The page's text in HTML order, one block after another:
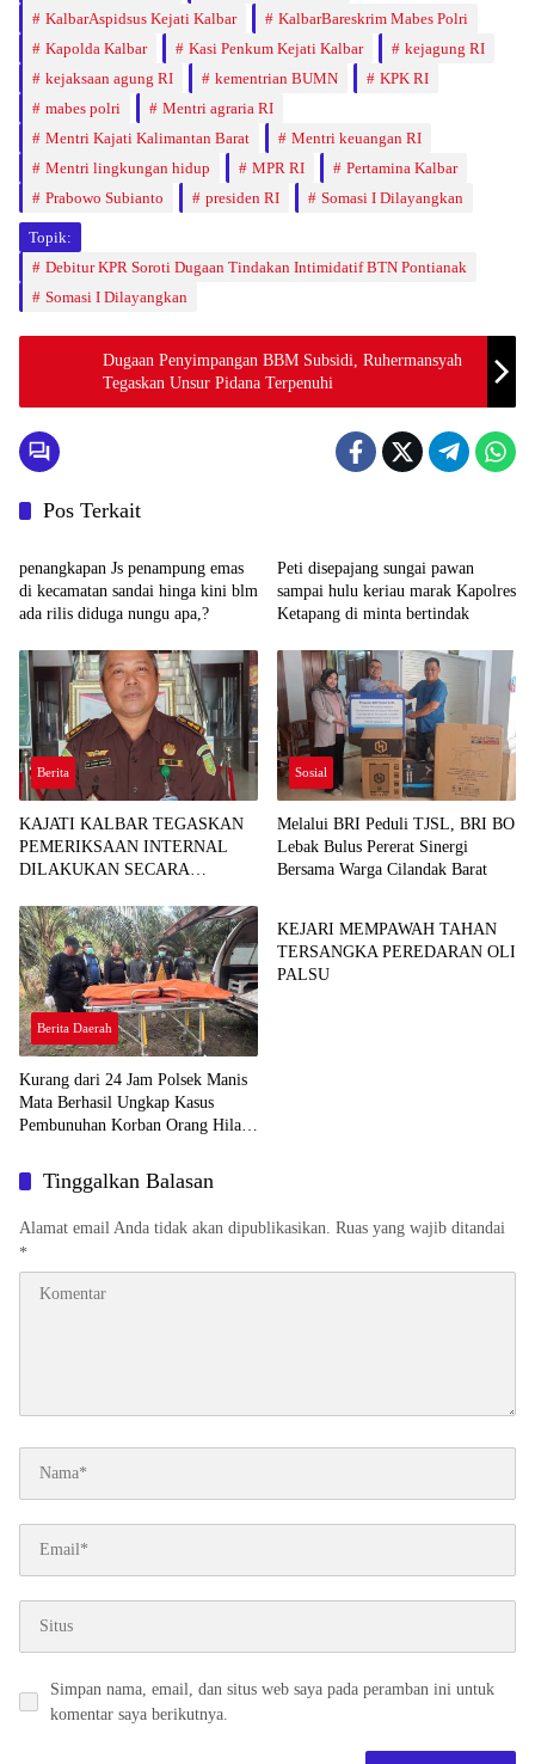
KalbarAspidsus Kejati Kalbar
KalbarBareskrim Mabes Polri
Kapolda Kalbar
Kasi Penkum Kejati Kalbar
kejagung RI
kejaksaan agung RI
kementrian BUMN
KPK RI
mabes polri
Mentri agraria RI
Mentri Kajati Kalimantan Barat
Mentri keuangan RI
Mentri lingkungan hidup
MPR RI
Pertamina Kalbar
Prabowo Subianto
presiden RI Somasi I Dilayangkan
Topik:
Debitur KPR Soroti Dugaan Tindakan Intimidatif BTN Pontianak
Somasi I Dilayangkan
Dugaan Penyimpangan BBM Subsidi, Ruhermansyah
Tegaskan Unsur Pidana Terpenuhi
Pos Terkait
Berita Daerah
penangkapan Js penampung emas
di kecamatan sandai hinga kini blm
ada rilis diduga nungu apa,?
Peti disepajang sungai pawan
sampai hulu keriau marak Kapolres
Ketapang di minta bertindak
Berita
KAJATI KALBAR TEGASKAN
PEMERIKSAAN INTERNAL
DILAKUKAN SECARA
INFORMASI YANG BEREDAR
TERKAIT DUGAAN
KETERLIBATAN PEGAWAI
KEJARI SEKADAU
Sosial
Melalui BRI Peduli TJSL, BRI BO
Lebak Bulus Pererat Sinergi
Bersama Warga Cilandak Barat
Berita Daerah
Kurang dari 24 Jam Polsek Manis
Mata Berhasil Ungkap Kasus
Pembunuhan Korban Orang Hilang
Berita Daerah
KEJARI MEMPAWAH TAHAN
TERSANGKA PEREDARAN OLI
PALSU
Tinggalkan Balasan
Alamat email Anda tidak akan dipublikasikan. Ruas yang wajib ditandai
*
Simpan nama, email, dan situs web saya pada peramban ini untuk
komentar saya berikutnya.